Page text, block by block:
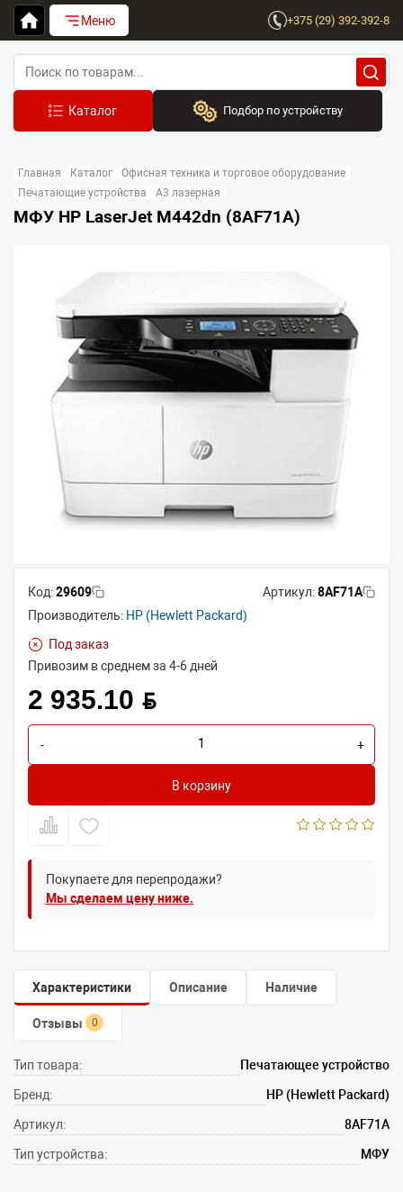
Меню +375 (29) 392-392-8
Подбор по устройству
Выберите бренд
Устройство:
Главная Каталог
Офисная техника и торговое оборудование
Печатающие устройства
A3 лазерная
МФУ HP LaserJet M442dn (8AF71A)
Код:29609 Артикул:8AF71A
Производитель: HP (Hewlett Packard)
Под заказ
Привозим в среднем за 4-6 дней
2 935.10 BYN
- +
В корзину
Покупаете для перепродажи?
Мы сделаем цену ниже.
Характеристики Описание Наличие
Отзывы 0
Тип товара: Печатающее устройство
Бренд: HP (Hewlett Packard)
Артикул: 8AF71A
Тип устройства: МФУ